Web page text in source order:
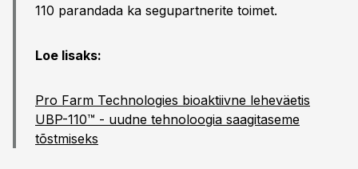
110 parandada ka segupartnerite toimet.
Loe lisaks:
Pro Farm Technologies bioaktiivne leheväetis
UBP-110™ - uudne tehnoloogia saagitaseme
tõstmiseks